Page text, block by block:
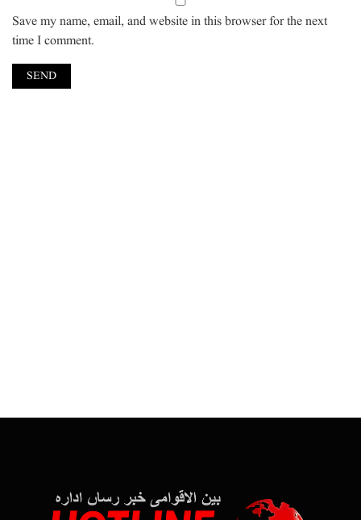
Save my name, email, and website in this browser for the next
time I comment.